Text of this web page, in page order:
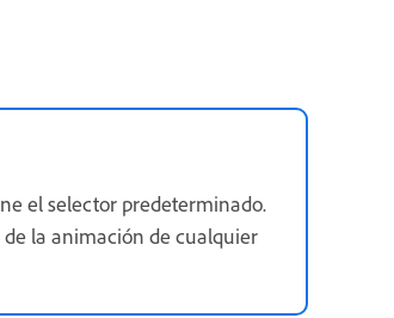
el selector predeterminado.
la animación de cualquier